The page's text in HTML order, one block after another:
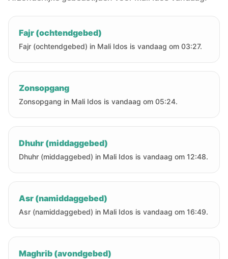
Fajr (ochtendgebed)
Fajr (ochtendgebed) in Mali Idos is vandaag om 03:27.
Zonsopgang
Zonsopgang in Mali Idos is vandaag om 05:24.
Dhuhr (middaggebed)
Dhuhr (middaggebed) in Mali Idos is vandaag om 12:48.
Asr (namiddaggebed)
Asr (namiddaggebed) in Mali Idos is vandaag om 16:49.
Maghrib (avondgebed)